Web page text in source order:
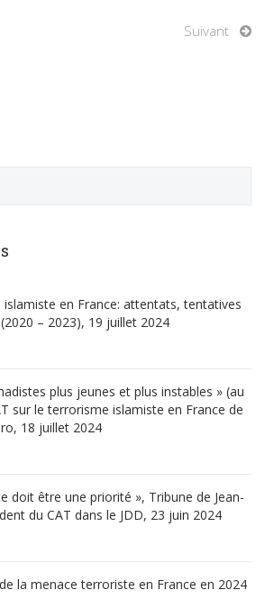
Suivant
en France: attentats, tentatives
– 2023), 19 juillet 2024
plus jeunes et plus instables » (au
sur le terrorisme islamiste en France de
18 juillet 2024
doit être une priorité », Tribune de Jean-
du CAT dans le JDD, 23 juin 2024
la menace terroriste en France en 2024